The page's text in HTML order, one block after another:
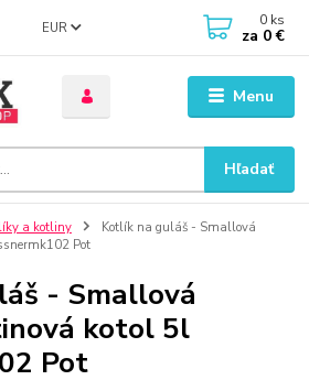
Menu
EUR
Hľadať
0 ks
za 0 €
a kotliny
Kotlík na guláš - Smallová
Pot
- Smallová
kotol 5l
Pot